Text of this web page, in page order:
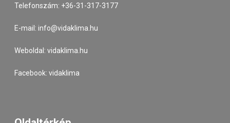
Telefonszám: +36-31-317-3177
E-mail:info@vidaklima.hu
Weboldal:vidaklima.hu
Facebook:vidaklima